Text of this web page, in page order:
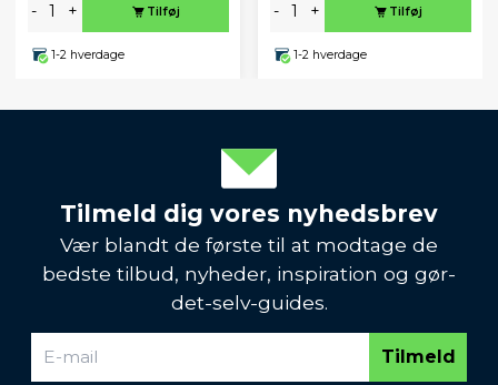
- + Tilføj
1-2 hverdage
- + Tilføj
1-2 hverdage
Tilmeld dig vores nyhedsbrev
Vær blandt de første til at modtage de
bedste tilbud, nyheder, inspiration og gør-
det-selv-guides.
Tilmeld